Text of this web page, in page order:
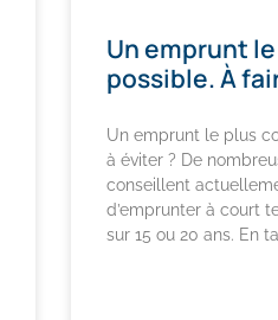
Un emprunt
possible. À
Un emprunt le plus
à éviter ? De
conseillent
d’emprunter à court
sur 15 ou 20 ans. En